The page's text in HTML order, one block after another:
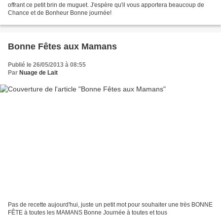
offrant ce petit brin de muguet. J'espère qu'il vous apportera beaucoup de
Chance et de Bonheur Bonne journée!
Bonne Fêtes aux Mamans
Publié le 26/05/2013 à 08:55
Par Nuage de Lait
Pas de recette aujourd'hui, juste un petit mot pour souhaiter une très BONNE
FÊTE à toutes les MAMANS Bonne Journée à toutes et tous